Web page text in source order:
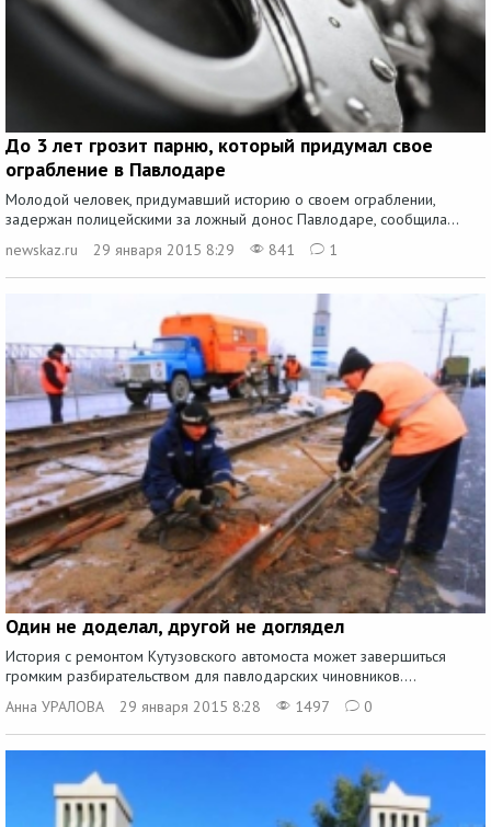
До 3 лет грозит парню, который придумал свое
ограбление в Павлодаре
Молодой человек, придумавший историю о своем ограблении,
задержан полицейскими за ложный донос Павлодаре, сообщила...
newskaz.ru
29 января 2015 8:29 841 1
Один не доделал, другой не доглядел
История с ремонтом Кутузовского автомоста может завершиться
громким разбирательством для павлодарских чиновников....
Анна УРАЛОВА
29 января 2015 8:28 1497 0